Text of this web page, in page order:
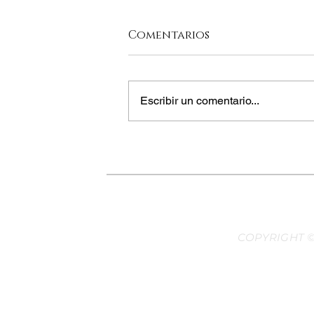
Comentarios
Escribir un comentario...
COPYRIGHT